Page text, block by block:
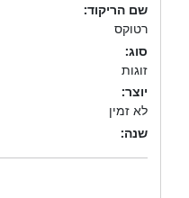
שם הריקוד:
רטוקס
סוג:
זוגות
יוצר:
לא זמין
שנה: